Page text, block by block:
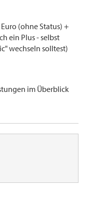
(ohne Status) +
ein Plus - selbst
wechseln solltest)
im Überblick